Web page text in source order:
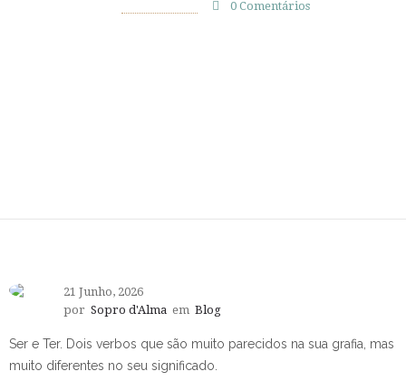
0 Comentários
21 Junho, 2026
por Sopro d'Alma em Blog
Ser e Ter. Dois verbos que são muito parecidos na sua grafia, mas
muito diferentes no seu significado.